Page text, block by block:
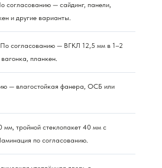
согласованию — сайдинг, панели,
и другие варианты.
По согласованию — ВГКЛ 12,5 мм в 1–2
планкен.
— влагостойкая фанера, ОСБ или
мм, тройной стеклопакет 40 мм с
по согласованию.